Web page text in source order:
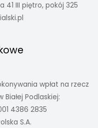
41 III piętro, pokój 325
wpłat na rzecz
Podlaskiej:
4386 2835
S.A.